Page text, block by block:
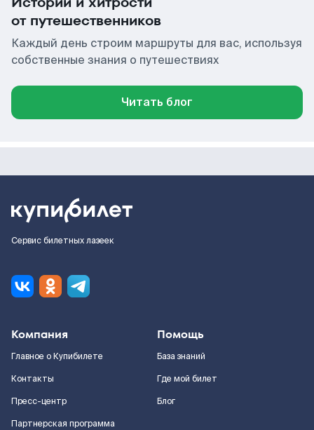
от путешественников
Каждый день строим маршруты для вас, используя
собственные знания о путешествиях
Читать блог
Сервис билетных лазеек
Компания
Главное о Купибилете
Контакты
Пресс-центр
Партнерская программа
Помощь
База знаний
Где мой билет
Блог